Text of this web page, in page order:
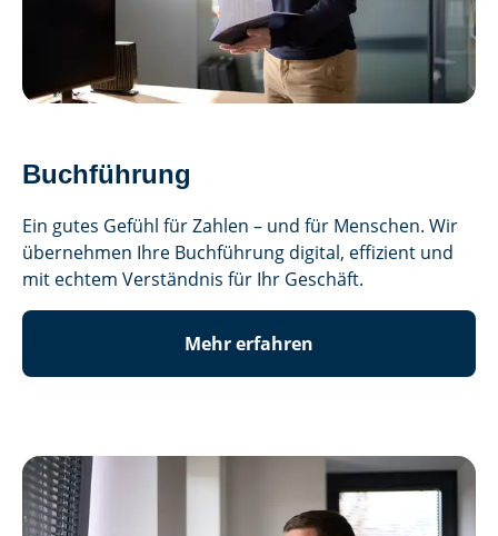
Buchführung
Ein gutes Gefühl für Zahlen – und für Menschen. Wir
übernehmen Ihre Buchführung digital, effizient und
mit echtem Verständnis für Ihr Geschäft.
Mehr erfahren